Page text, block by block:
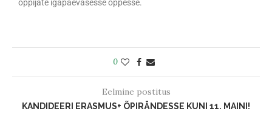
õppijate igapäevasesse õppesse.
0
Eelmine postitus
KANDIDEERI ERASMUS+ ÕPIRÄNDESSE KUNI 11. MAINI!